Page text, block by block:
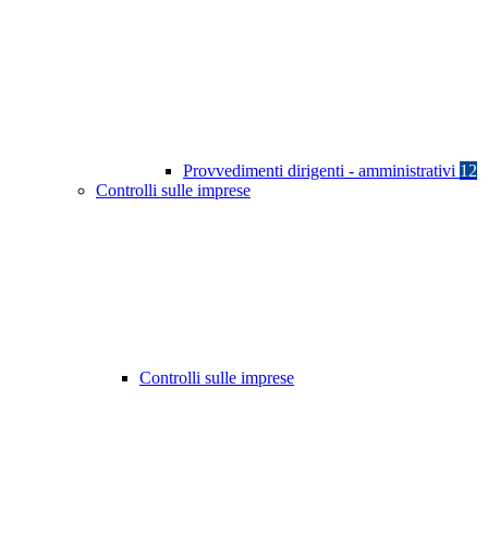
Provvedimenti dirigenti - amministrativi 12
Controlli sulle imprese
Controlli sulle imprese